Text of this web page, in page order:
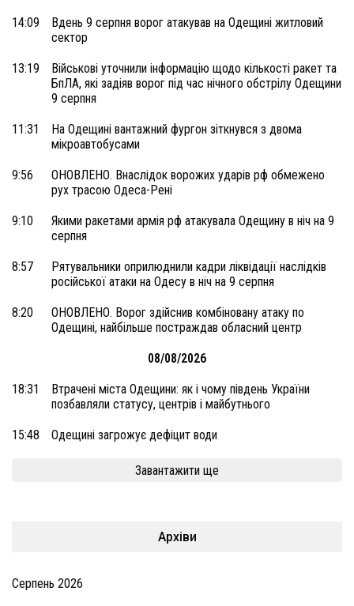
14:09
Вдень 9 серпня ворог атакував на Одещині житловий
сектор
13:19
Військові уточнили інформацію щодо кількості ракет та
БпЛА, які задіяв ворог під час нічного обстрілу Одещини
9 серпня
11:31
На Одещині вантажний фургон зіткнувся з двома
мікроавтобусами
9:56
ОНОВЛЕНО. Внаслідок ворожих ударів рф обмежено
рух трасою Одеса-Рені
9:10
Якими ракетами армія рф атакувала Одещину в ніч на 9
серпня
8:57
Рятувальники оприлюднили кадри ліквідації наслідків
російської атаки на Одесу в ніч на 9 серпня
8:20
ОНОВЛЕНО. Ворог здійснив комбіновану атаку по
Одещині, найбільше постраждав обласний центр
08/08/2026
18:31
Втрачені міста Одещини: як і чому південь України
позбавляли статусу, центрів і майбутнього
15:48 Одещині загрожує дефіцит води
Завантажити ще
Архіви
Серпень 2026